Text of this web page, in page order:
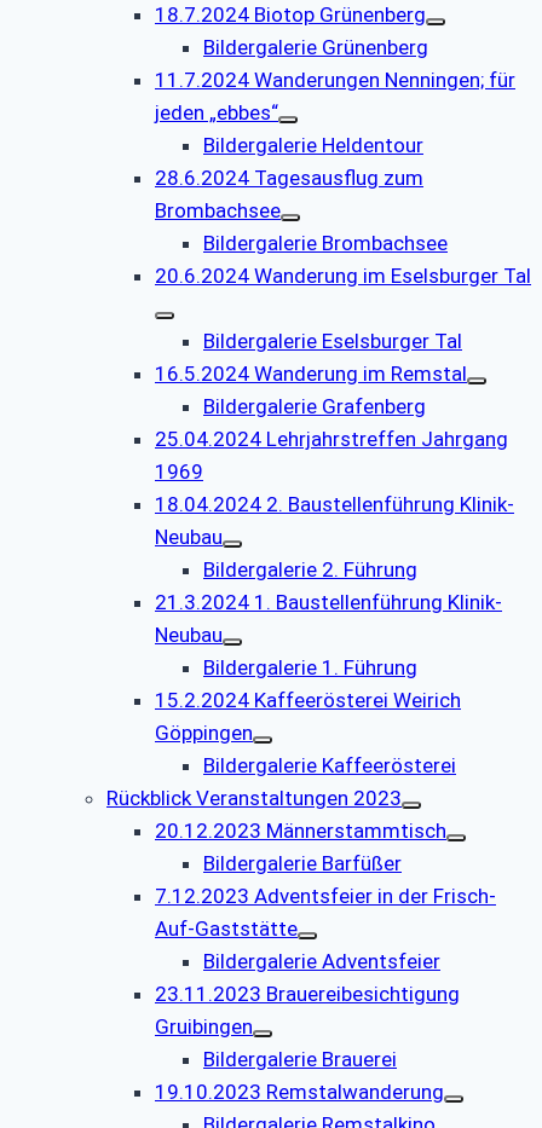
18.7.2024 Biotop Grünenberg
Bildergalerie Grünenberg
11.7.2024 Wanderungen Nenningen; für
jeden „ebbes“
Bildergalerie Heldentour
28.6.2024 Tagesausflug zum
Brombachsee
Bildergalerie Brombachsee
20.6.2024 Wanderung im Eselsburger Tal
Bildergalerie Eselsburger Tal
16.5.2024 Wanderung im Remstal
Bildergalerie Grafenberg
25.04.2024 Lehrjahrstreffen Jahrgang
1969
18.04.2024 2. Baustellenführung Klinik-
Neubau
Bildergalerie 2. Führung
21.3.2024 1. Baustellenführung Klinik-
Neubau
Bildergalerie 1. Führung
15.2.2024 Kaffeerösterei Weirich
Göppingen
Bildergalerie Kaffeerösterei
Rückblick Veranstaltungen 2023
20.12.2023 Männerstammtisch
Bildergalerie Barfüßer
7.12.2023 Adventsfeier in der Frisch-
Auf-Gaststätte
Bildergalerie Adventsfeier
23.11.2023 Brauereibesichtigung
Gruibingen
Bildergalerie Brauerei
19.10.2023 Remstalwanderung